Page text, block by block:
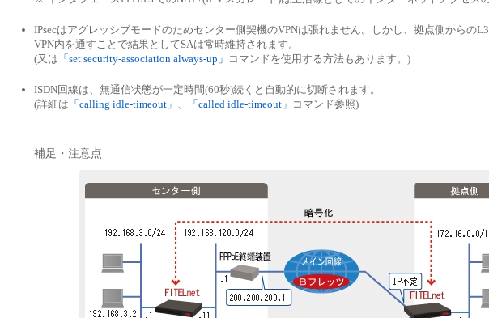
IPsecはアグレッシブモードのためセンター側契機のVPNは張れません。しかし、拠点側からの
VPN内を通すことで結果としてSAは常時維持されます。
(又は 「set security-association always-up」 コマンドを使用する方法もあります。)
ISDN回線は、無通信状態が一定時間(60秒)続くと自動的に切断されます。
(詳細は 「calling idle-timeout」 、 「called idle-timeout」 コマンド参照)
補足・注意点